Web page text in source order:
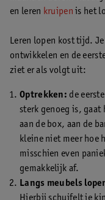
en leren kruipen is het
Leren lopen kost tijd.
ontwikkelen en de
ziet er als volgt uit:
Optrekken: de
sterk genoeg is,
aan de box, aan de
kleine niet meer hoe
misschien even
gemakkelijk af.
Langs meubels